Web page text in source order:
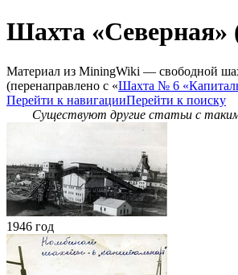
Шахта «Северная»
Материал из MiningWiki — свободной
(перенаправлено с «Шахта № 6
Перейти к навигацииПерейти к поиску
Существуют другие статьи с
1946 год